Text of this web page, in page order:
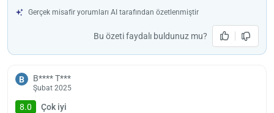
bebeklerden ücret alınmıyor.
Gerçek misafir yorumları AI tarafından özetlenmiştir
Bu özeti faydalı buldunuz mu?
B B**** T***
Şubat 2025
8.0
Çok iyi